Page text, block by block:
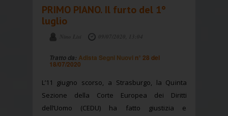
PRIMO PIANO. Il furto del 1°
luglio
Tratto da: Adista Segni Nuovi n° 28 del
18/07/2020
L’11 giugno scorso, a Strasburgo, la Quinta
Sezione della Corte Europea dei Diritti
dell’Uomo (CEDU) ha fatto giustizia e